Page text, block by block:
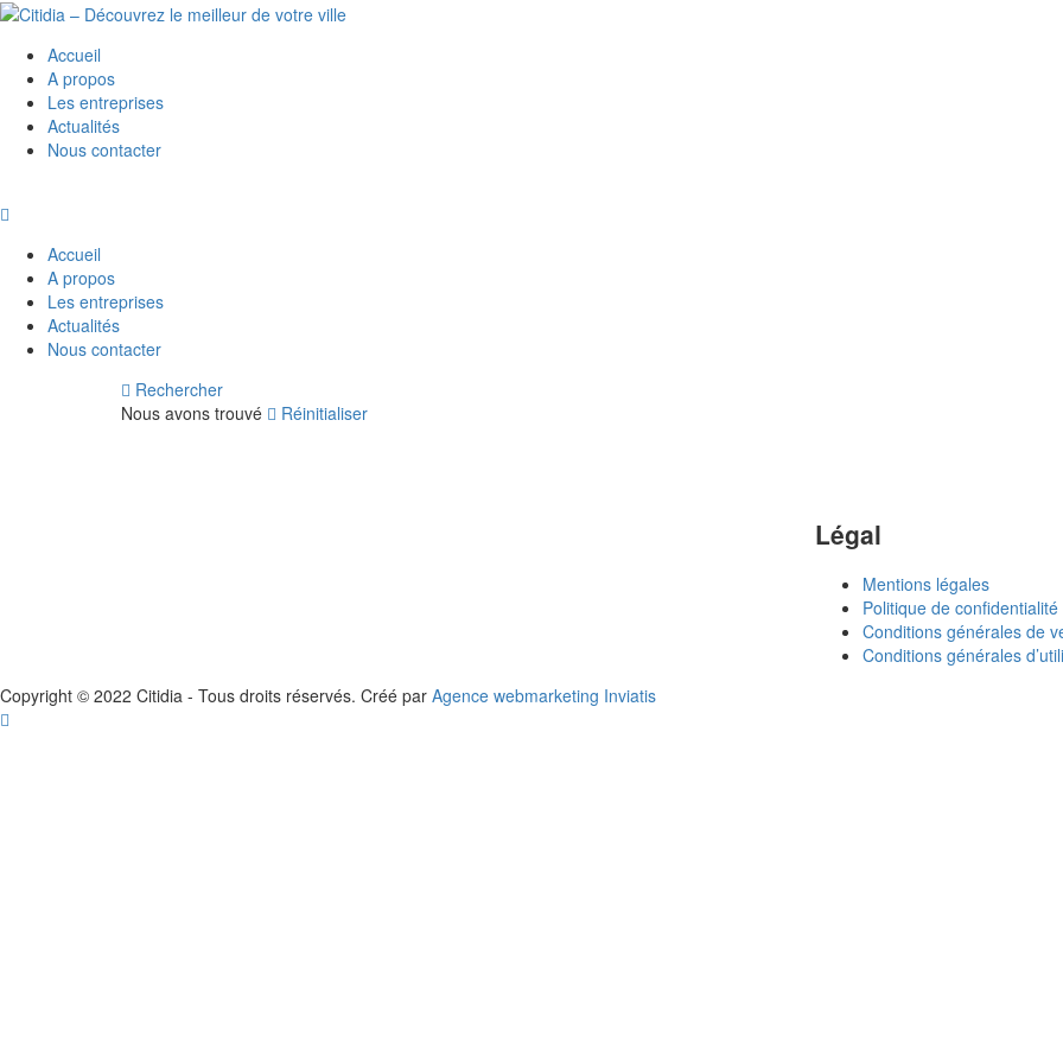
Accueil
A propos
Les entreprises
Actualités
Nous contacter
Accueil
A propos
Les entreprises
Actualités
Nous contacter
Rechercher
Nous avons trouvé
Réinitialiser
Légal
Mentions légales
Politique de confidentialité
Conditions générales de
Conditions générales
Copyright © 2022 Citidia - Tous droits réservés. Créé par Agence webmarketing Inviatis